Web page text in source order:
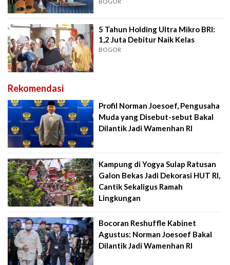
5 Tahun Holding Ultra Mikro BRI:
1,2 Juta Debitur Naik Kelas
BOGOR
Rekomendasi
Profil Norman Joesoef, Pengusaha
Muda yang Disebut-sebut Bakal
Dilantik Jadi Wamenhan RI
Kampung di Yogya Sulap Ratusan
Galon Bekas Jadi Dekorasi HUT RI,
Cantik Sekaligus Ramah
Lingkungan
Bocoran Reshuffle Kabinet
Agustus: Norman Joesoef Bakal
Dilantik Jadi Wamenhan RI